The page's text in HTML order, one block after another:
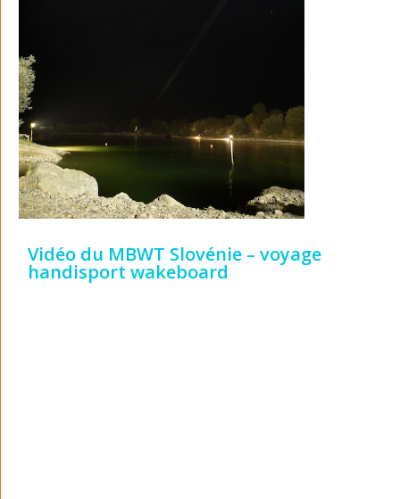
Vidéo du MBWT Slovénie – voyage
handisport wakeboard